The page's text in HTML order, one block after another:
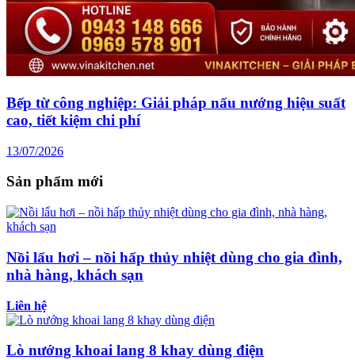
Bếp từ công nghiệp: Giải pháp nấu nướng hiệu suất
cao, tiết kiệm chi phí
13/07/2026
Sản phẩm mới
Nồi lẩu hơi – nồi hấp thủy nhiệt dùng cho gia đình,
nhà hàng, khách sạn
Liên hệ
Lò nướng khoai lang 8 khay dùng điện